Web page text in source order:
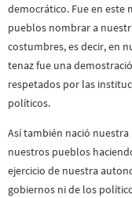
democrático. Fue en este
pueblos nombrar a
costumbres, es decir, en
tenaz fue una
respetados por las
políticos.
Así también nació
nuestros pueblos
ejercicio de nuestra
gobiernos ni de los